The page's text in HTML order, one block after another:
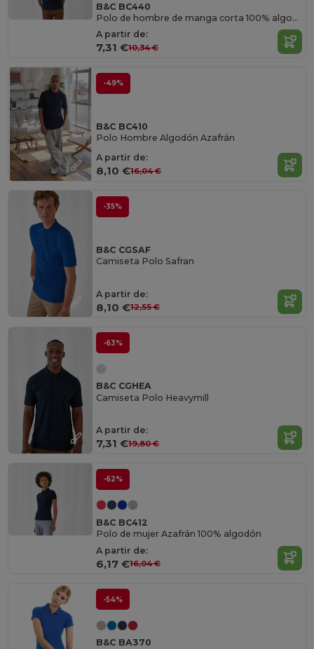
B&C BC440
Polo de hombre de manga corta 100% algodón
A partir de:
7,31 €10,34 €
-49%
B&C BC410
Polo Hombre Algodón Azafrán
A partir de:
8,10 €16,04 €
-35%
B&C CGSAF
Camiseta Polo Safran
A partir de:
8,10 €12,55 €
-63%
B&C CGHEA
Camiseta Polo Heavymill
A partir de:
7,31 €19,80 €
-62%
B&C BC412
Polo de mujer Azafrán 100% algodón
A partir de:
6,17 €16,04 €
-54%
B&C BA370